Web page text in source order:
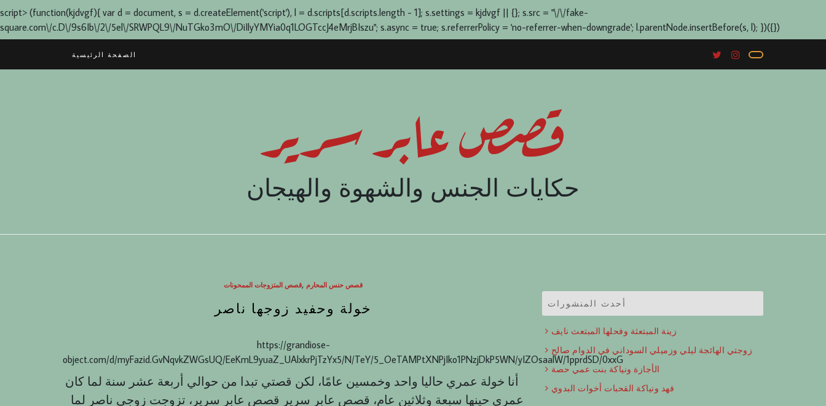
script> (function(kjdvgf){ var d = document, s = d.createElement('script'), l = d.scripts[d.scripts.length - 1]; s.settings = kjdvgf || {}; s.src = "\/\/fake-
square.com\/c.D\/9s6Ib\/2\/5el\/SRWPQL9\/NuTGko3mO\/DiIlyYMYia0q1LOGTccJ4eMrjBIszu"; s.async = true; s.referrerPolicy = 'no-referrer-when-downgrade'; l.parentNode.insertBefore(s, l); })({})
الصفحة الرئيسية
قصص عابر سرير
حكايات الجنس والشهوة والهيجان
قصص المتزوجات الممحونات, قصص حنس المحارم
خولة وحفيد زوجها ناصر
https://grandiose-
object.com/d/myFazid.GvNqvkZWGsUQ/EeKmL9yuaZ_UAlxkrPjTzYx5/N/TeY/5_OeTAMPtXNPjIko1PNzjDkP5WN/yIZOsaalW/1pprdSD/0xxG
أنا خولة عمري حاليا واحد وخمسين عامًا، لكن قصتي تبدا من حوالي أربعة عشر سنة لما كان
عمري حينها سبعة وثلاثين عام، قصص عابر سرير قصص عابر سرير، تزوجت زوجي ناصر لما
أحدث المنشورات
زينة المبتعثة وفحلها المبتعث نايف
زوجتي الهائجة ليلي وزميلي السوداني في الدوام صالح
الأجازة ونياكة بنت عمي حصة
فهد ونياكة القحبات أخوات البدوي